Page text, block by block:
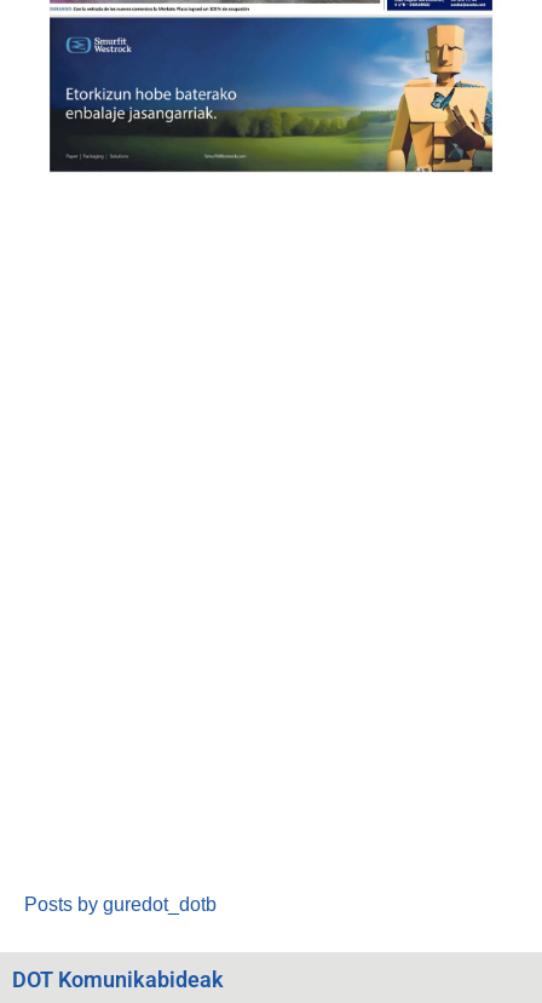
Posts by guredot_dotb
DOT Komunikabideak